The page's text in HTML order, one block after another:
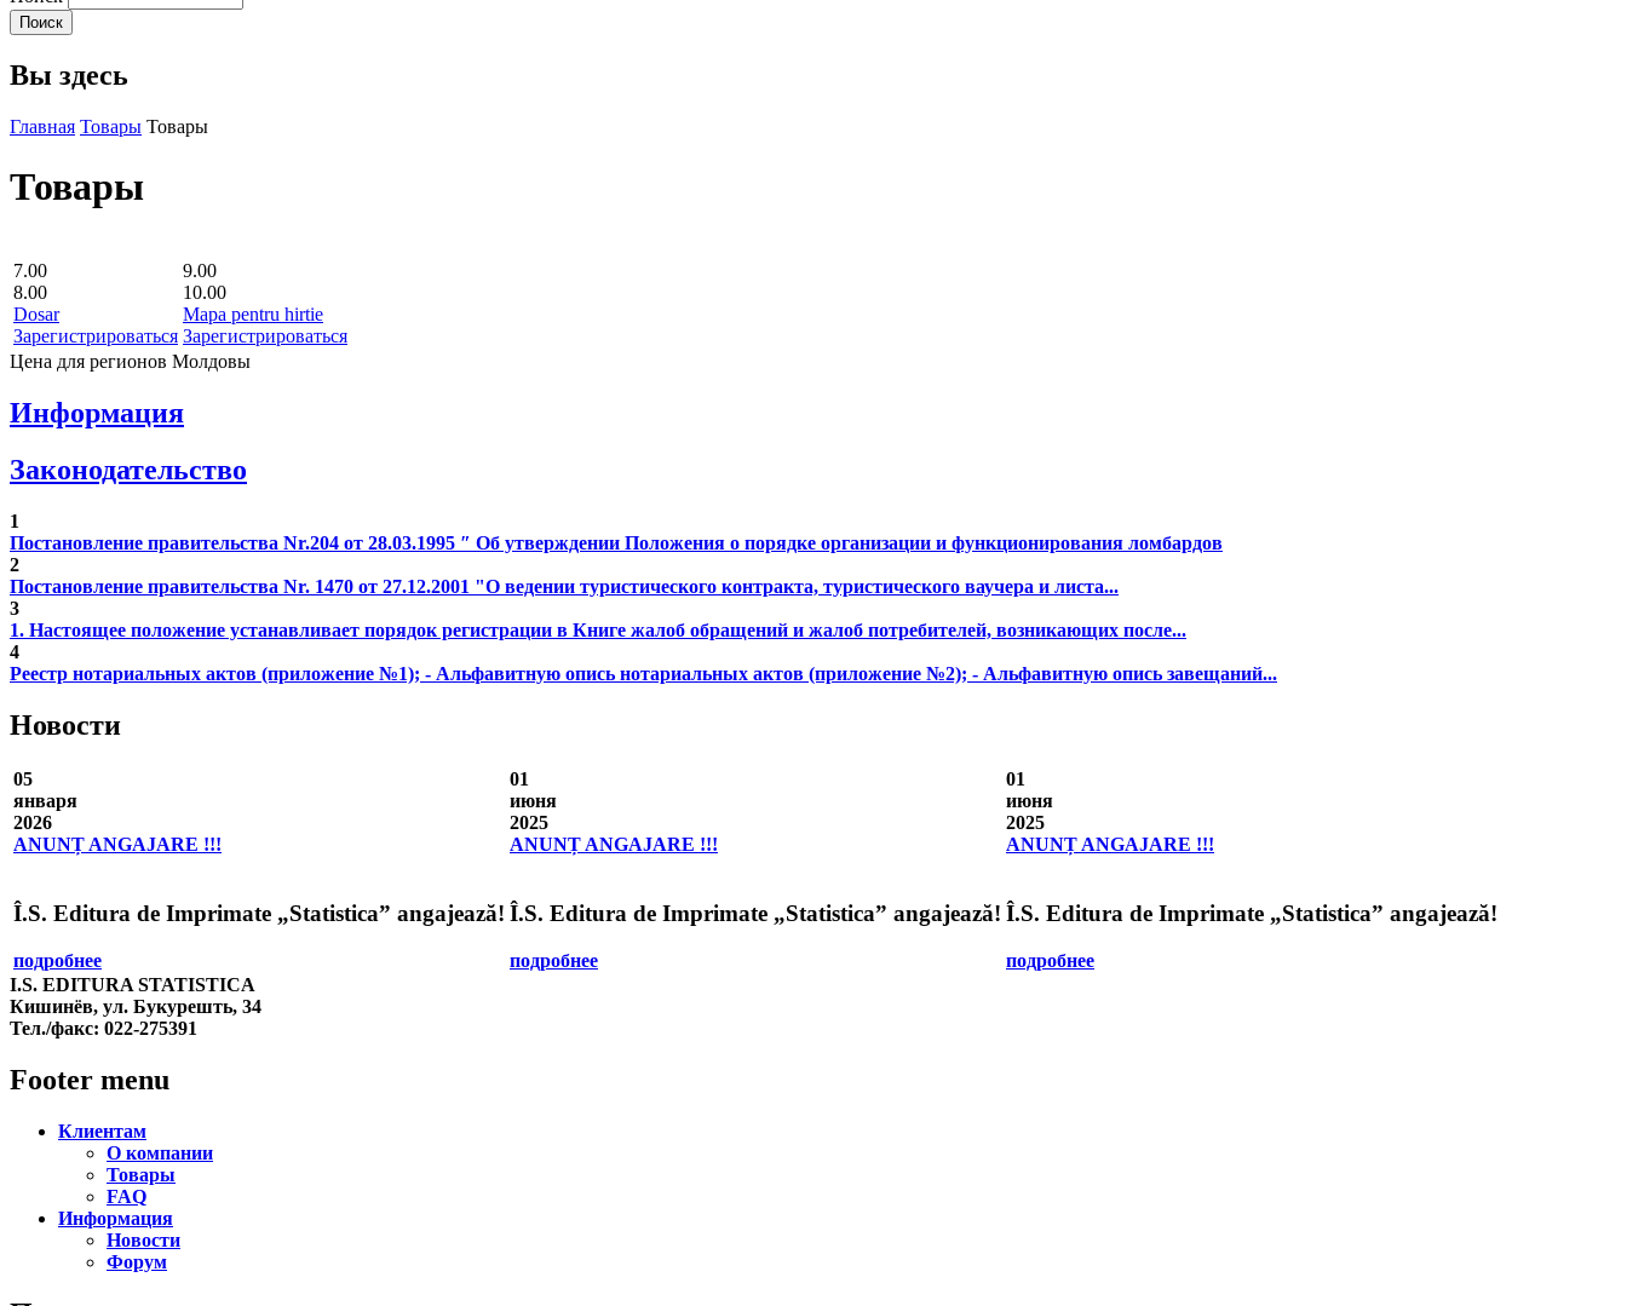
Вы здесь
Главная Товары Товары
Товары
7.00
8.00
Dosar
Зарегистрироваться
9.00
10.00
Mapa pentru hirtie
Зарегистрироваться
Цена для регионов Молдовы
Информация
Законодательство
1
Постановление правительства Nr.204 от 28.03.1995 ″ Об утверждении Положения о порядке организации и функционирования ломбардов
2
Постановление правительства Nr. 1470 от 27.12.2001 "О ведении туристического контракта, туристического ваучера и листа...
3
1. Настоящее положение устанавливает порядок регистрации в Книге жалоб обращений и жалоб потребителей, возникающих после...
4
Реестр нотариальных актов (приложение №1); - Альфавитную опись нотариальных актов (приложение №2); - Альфавитную опись завещаний...
Новости
05
января
2026
ANUNȚ ANGAJARE !!!
Î.S. Editura de Imprimate „Statistica” angajează!
подробнее
01
июня
2025
ANUNȚ ANGAJARE !!!
Î.S. Editura de Imprimate „Statistica” angajează!
подробнее
01
июня
2025
ANUNȚ ANGAJARE !!!
Î.S. Editura de Imprimate „Statistica” angajează!
подробнее
I.S. EDITURA STATISTICA
Кишинёв, ул. Букурешть, 34
Тел./факс: 022-275391
Footer menu
Клиентам
О компании
Товары
FAQ
Информация
Новости
Форум